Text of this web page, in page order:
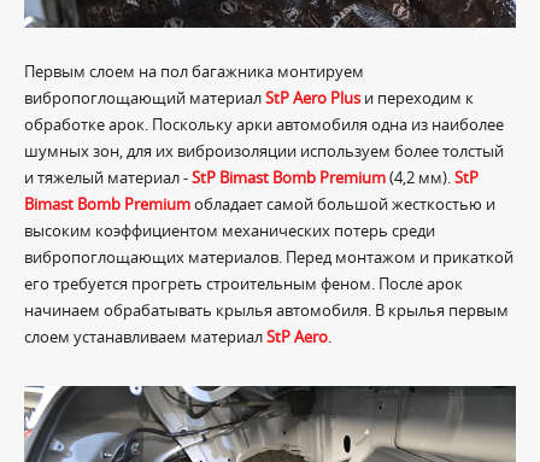
Первым слоем на пол багажника монтируем
вибропоглощающий материалStP Aero Plus и переходим к
обработке арок. Поскольку арки автомобиля одна из наиболее
шумных зон, для их виброизоляции используем более толстый
и тяжелый материал -StP Bimast Bomb Premium(4,2 мм).StP
Bimast Bomb Premiumобладает самой большой жесткостью и
высоким коэффициентом механических потерь среди
вибропоглощающих материалов. Перед монтажом и прикаткой
его требуется прогреть строительным феном. После арок
начинаем обрабатывать крылья автомобиля. В крылья первым
слоем устанавливаем материалStP Aero.